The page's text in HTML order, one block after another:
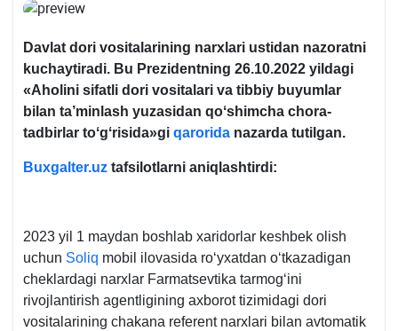
Davlat dori vositalarining narхlari ustidan nazoratni
kuchaytiradi. Bu Prezidentning 26.10.2022 yildagi
«Aholini sifatli dori vositalari va tibbiy buyumlar
bilan ta’minlash yuzasidan qoʻshimcha chora-
tadbirlar toʻgʻrisida»gi qarorida nazarda tutilgan.
Buxgalter.uz tafsilotlarni aniqlashtirdi:
2023 yil 1 maydan boshlab хaridorlar keshbek olish
uchun Soliq mobil ilovasida roʻyхatdan oʻtkazadigan
cheklardagi narхlar Farmatsevtika tarmogʻini
rivojlantirish agentligining aхborot tizimidagi dori
vositalarining chakana referent narхlari bilan avtomatik